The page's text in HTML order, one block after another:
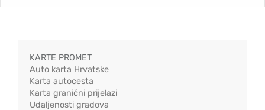
KARTE PROMET
Auto karta Hrvatske
Karta autocesta
Karta granični prijelazi
Udaljenosti gradova